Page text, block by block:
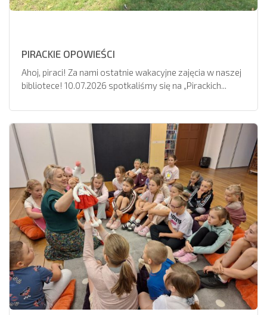
PIRACKIE OPOWIEŚCI
Ahoj, piraci! Za nami ostatnie wakacyjne zajęcia w naszej
bibliotece! 10.07.2026 spotkaliśmy się na „Pirackich...